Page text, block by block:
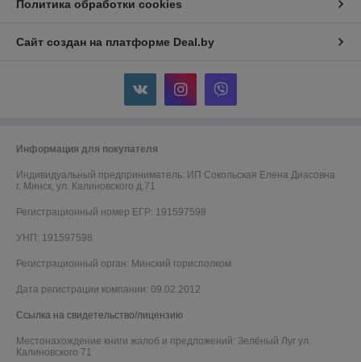
Политика обработки cookies
Сайт создан на платформе Deal.by
Информация для покупателя
Индивидуальный предприниматель: ИП Сокольская Елена Диасовна
г. Минск, ул. Калиновского д.71
Регистрационный номер ЕГР: 191597598
УНП: 191597598
Регистрационный орган: Минский горисполком
Дата регистрации компании: 09.02.2012
Ссылка на свидетельство/лицензию
Местонахождение книги жалоб и предложений: Зелёный Луг ул.
Калиновского 71